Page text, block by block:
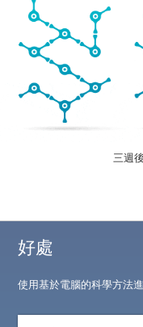
三週
好處
使用基於電腦的科學方法